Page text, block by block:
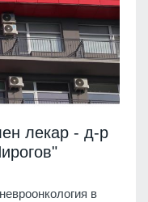
лекар - д-р
в